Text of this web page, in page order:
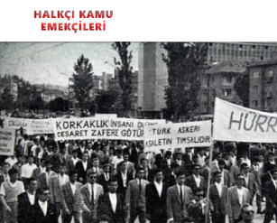
tezgahlanmıştır, 12 Mart-12 Eylül Faşist
Darbeleri
kurtuluş ile taçlanacak İkinci Kurtuluş
Savaşı’mıza ışık tutuyor!